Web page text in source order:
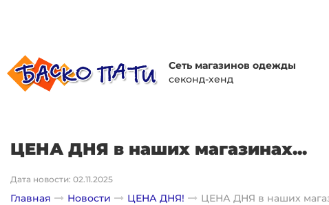
Сеть магазинов одежды
секонд-хенд
ЦЕНА ДНЯ в наших магазинах...
Дата новости: 02.11.2025
Главная Новости ЦЕНА ДНЯ! ЦЕНА ДНЯ в наших